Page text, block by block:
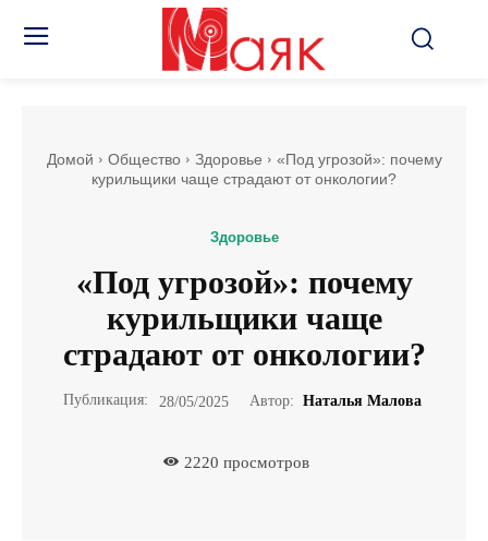
Домой Общество Здоровье
«Под угрозой»: почему
курильщики чаще страдают от онкологии?
Здоровье
«Под угрозой»: почему
курильщики чаще
страдают от онкологии?
Публикация: 28/05/2025 Автор: Наталья Малова
2220 просмотров